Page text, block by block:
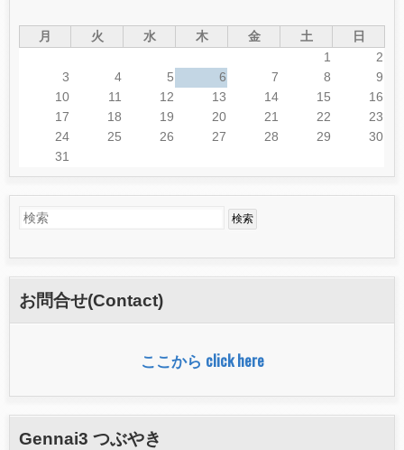
月 火 水 木 金 土
日
1
2
3
4 5 6 7 8
9
10
11 12 13 14 15
16
17
18 19 20 21 22
23
24
25 26 27 28 29
30
31
索
フ
ォ
検
お問合せ(Contact)
ここから click here
Gennai3 つぶやき